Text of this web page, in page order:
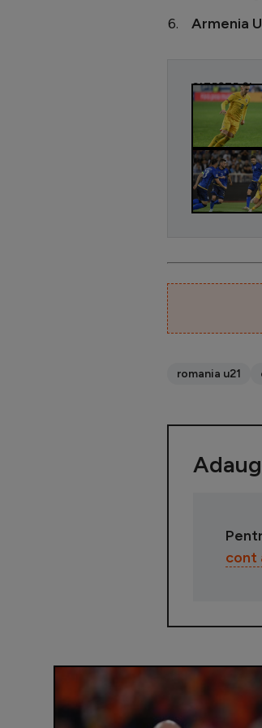
Armenia
CITEȘTE ȘI
romania u21
cont